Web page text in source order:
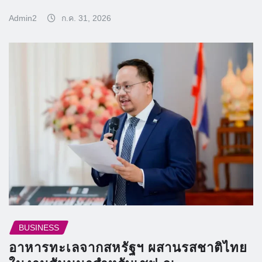
Admin2 ก.ค. 31, 2026
BUSINESS
อาหารทะเลจากสหรัฐฯ ผสานรสชาติไทย